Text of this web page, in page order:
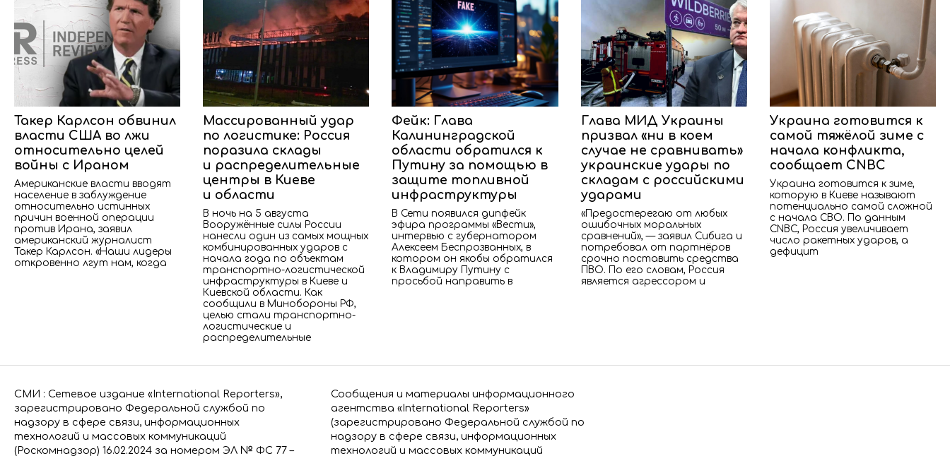
Такер Карлсон обвинил
власти США во лжи
относительно целей
войны с Ираном
Американские власти вводят
население в заблуждение
относительно истинных
причин военной операции
против Ирана, заявил
американский журналист
Такер Карлсон. «Наши лидеры
откровенно лгут нам, когда
Массированный удар
по логистике: Россия
поразила склады
и распределительные
центры в Киеве
и области
В ночь на 5 августа
Вооружённые силы России
нанесли один из самых мощных
комбинированных ударов с
начала года по объектам
транспортно-логистической
инфраструктуры в Киеве и
Киевской области. Как
сообщили в Минобороны РФ,
целью стали транспортно-
логистические и
распределительные
Фейк: Глава
Калининградской
области обратился к
Путину за помощью в
защите топливной
инфраструктуры
В Сети появился дипфейк
эфира программы «Вести»,
интервью с губернатором
Алексеем Беспрозванных, в
котором он якобы обратился
к Владимиру Путину с
просьбой направить в
Глава МИД Украины
призвал «ни в коем
случае не сравнивать»
украинские удары по
складам с российскими
ударами
«Предостерегаю от любых
ошибочных моральных
сравнений», — заявил Сибига и
потребовал от партнёров
срочно поставить средства
ПВО. По его словам, Россия
является агрессором и
Украина готовится к
самой тяжёлой зиме с
начала конфликта,
сообщает CNBC
Украина готовится к зиме,
которую в Киеве называют
потенциально самой сложной
с начала СВО. По данным
CNBC, Россия увеличивает
число ракетных ударов, а
дефицит
СМИ : Сетевое издание «International Reporters»,
зарегистрировано Федеральной службой по
надзору в сфере связи, информационных
технологий и массовых коммуникаций
(Роскомнадзор) 16.02.2024 за номером ЭЛ № ФС 77 –
Сообщения и материалы информационного
агентства «International Reporters»
(зарегистрировано Федеральной службой по
надзору в сфере связи, информационных
технологий и массовых коммуникаций